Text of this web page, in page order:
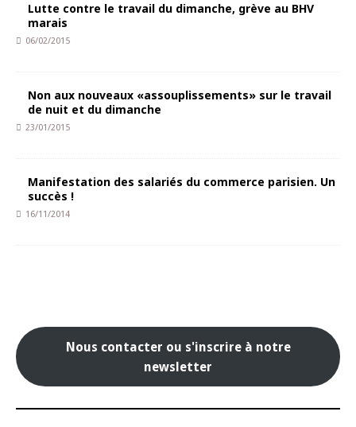
Lutte contre le travail du dimanche, grève au BHV
marais
06/02/2015
Non aux nouveaux «assouplissements» sur le travail
de nuit et du dimanche
23/01/2015
Manifestation des salariés du commerce parisien. Un
succès !
16/11/2014
Nous contacter ou s'inscrire à notre
newsletter